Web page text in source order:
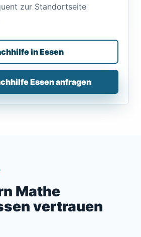
zur Standortseite
in Essen
Essen anfragen
Mathe
vertrauen